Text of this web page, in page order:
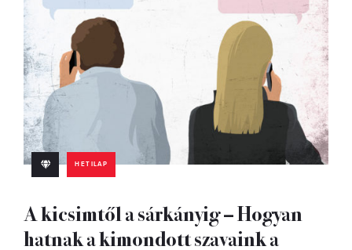
HETILAP
A kicsimtől a sárkányig – Hogyan
hatnak a kimondott szavaink a